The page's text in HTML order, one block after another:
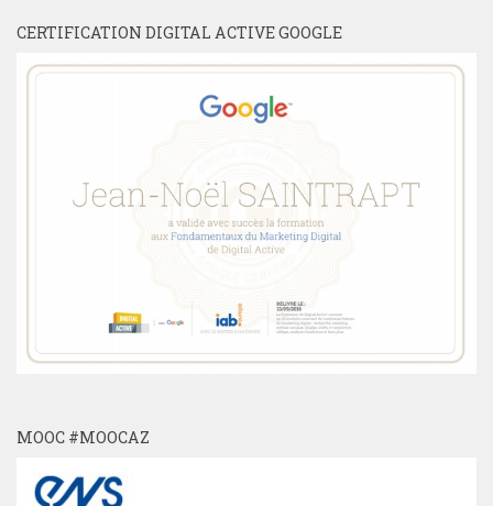
CERTIFICATION DIGITAL ACTIVE GOOGLE
MOOC #MOOCAZ